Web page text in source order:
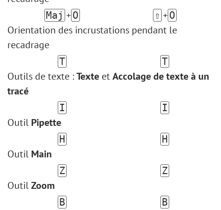
Maj +O ⇧ +O
Orientation des incrustations pendant le
recadrage
T T
Outils de texte :Texte etAccolage de texte à un
tracé
I I
Outil Pipette
H H
Outil Main
Z Z
OutilZoom
B B